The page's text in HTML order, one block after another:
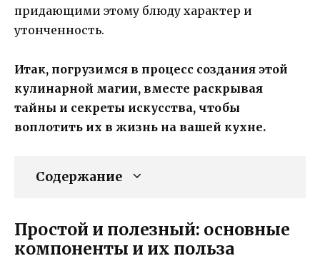
придающими этому блюду характер и
утонченность.
Итак, погрузимся в процесс создания этой
кулинарной магии, вместе раскрывая
тайны и секреты искусства, чтобы
воплотить их в жизнь на вашей кухне.
Содержание
Простой и полезный: основные
компоненты и их польза